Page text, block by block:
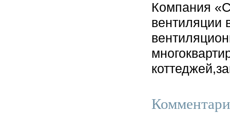
Компания
вентиляции